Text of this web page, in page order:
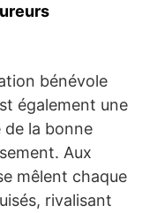
bénévole
également une
de la bonne
Aux
mêlent chaque
rivalisant